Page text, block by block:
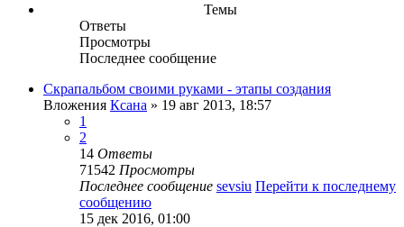
Темы
Ответы
Просмотры
Последнее сообщение
Скрапальбом своими руками - этапы создания
Вложения Ксана » 19 авг 2013, 18:57
1
2
14 Ответы
71542 Просмотры
Последнее сообщение sevsiu Перейти к последнему
сообщению
15 дек 2016, 01:00